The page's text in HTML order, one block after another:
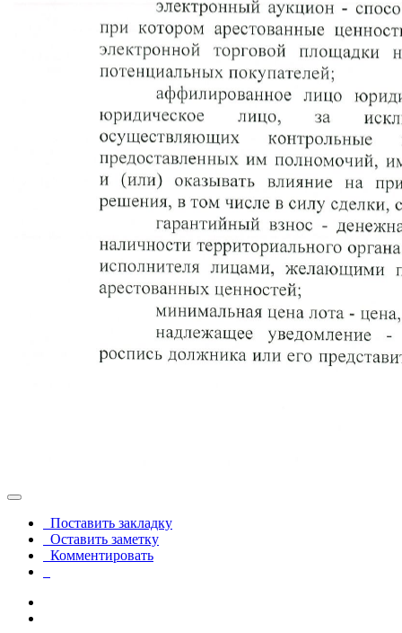
Поставить закладку
Оставить заметку
Комментировать